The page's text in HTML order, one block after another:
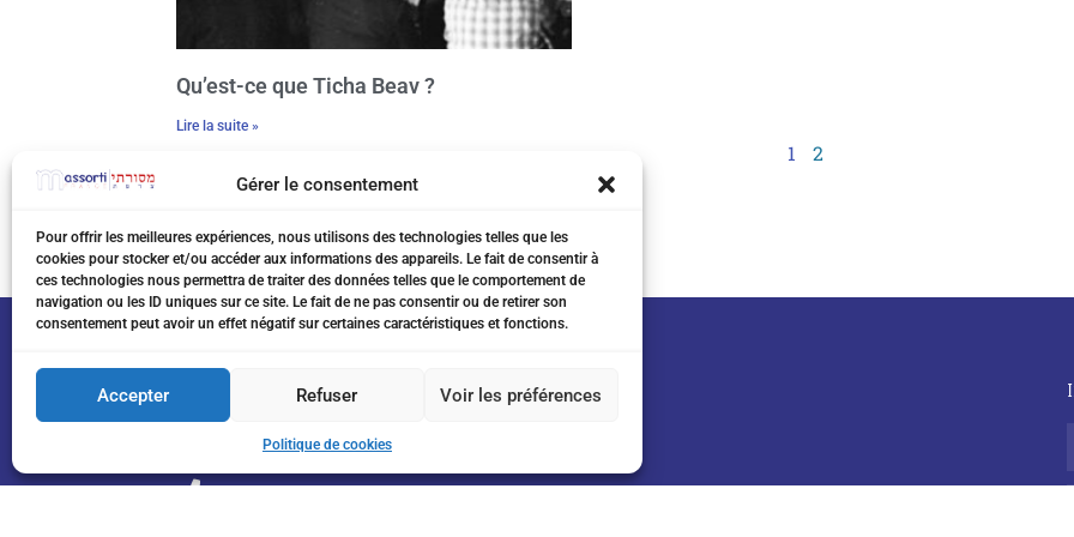
Gérer le consentement
Pour offrir les meilleures expériences, nous utilisons des technologies telles que les
cookies pour stocker et/ou accéder aux informations des appareils. Le fait de consentir à
ces technologies nous permettra de traiter des données telles que le comportement de
navigation ou les ID uniques sur ce site. Le fait de ne pas consentir ou de retirer son
consentement peut avoir un effet négatif sur certaines caractéristiques et fonctions.
Accepter Refuser Voir les préférences
Politique de cookies
Qu’est-ce que Ticha Beav ?
Lire la suite »
1 2
07 75 76 20 97